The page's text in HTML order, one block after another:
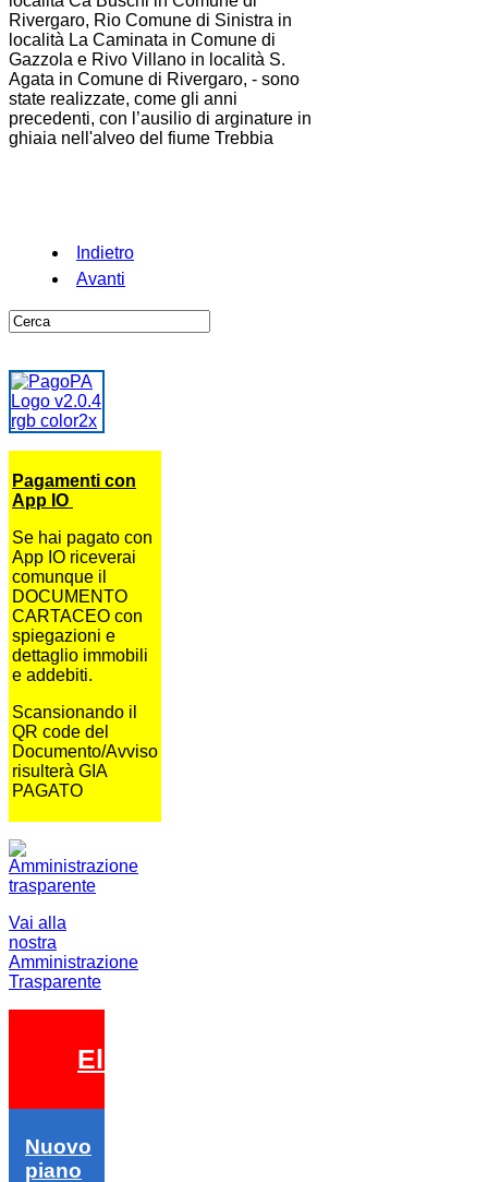
Rivergaro, Rio Comune di Sinistra in
località La Caminata in Comune di
Gazzola e Rivo Villano in località S.
Agata in Comune di Rivergaro, - sono
state realizzate, come gli anni
precedenti, con l’ausilio di arginature in
ghiaia nell'alveo del fiume Trebbia
Indietro
Avanti
Pagamenti con
App IO
Se hai pagato con
App IO riceverai
comunque il
DOCUMENTO
CARTACEO con
spiegazioni e
dettaglio immobili
e addebiti.
Scansionando il
QR code del
Documento/Avviso
risulterà GIA
PAGATO
Vai alla
nostra
Amministrazione
Trasparente
Elezioni 2026
Nuovo
piano